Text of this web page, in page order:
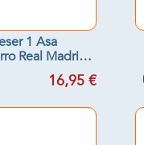
1 Asa
Real Madrid
24/25
Cm16,95 €